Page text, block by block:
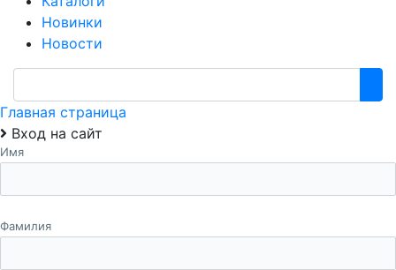
Новинки
Новости
Главная страница
Вход на сайт
Имя
Фамилия